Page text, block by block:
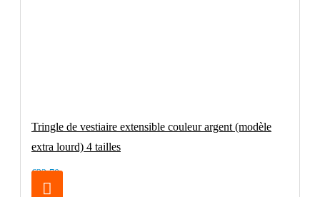
Tringle de vestiaire extensible couleur argent (modèle
extra lourd) 4 tailles
€32.70